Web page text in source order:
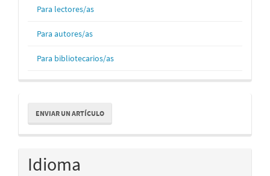
Para lectores/as
Para autores/as
Para bibliotecarios/as
Enviar
un
artículo
ENVIAR UN ARTÍCULO
Idioma